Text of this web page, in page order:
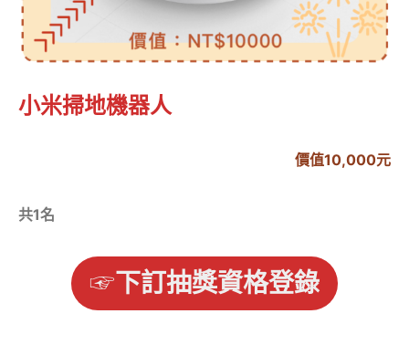
小米掃地機器人
價值10,000元
共1名
☞下訂抽獎資格登錄